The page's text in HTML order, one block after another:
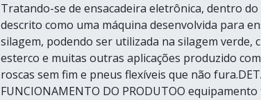
Tratando-se de ensacadeira eletrônica, dentro
descrito como uma máquina desenvolvida para
silagem, podendo ser utilizada na silagem verde,
esterco e muitas outras aplicações produzido
roscas sem fim e pneus flexíveis que não
FUNCIONAMENTO DO PRODUTOO equipamento